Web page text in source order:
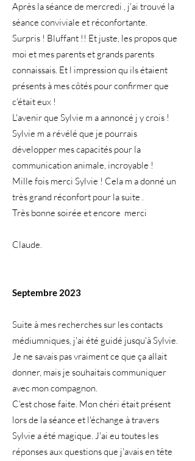
Après la séance de mercredi , j'ai trouvé la
séance conviviale et réconfortante.
Surpris ! Bluffant !! Et juste, les propos que
moi et mes parents et grands parents
connaissais. Et l impression qu ils étaient
présents à mes côtés pour confirmer que
c'était eux !
L'avenir que Sylvie m a annoncé j y crois !
Sylvie m a révélé que je pourrais
développer mes capacités pour la
communication animale, incroyable !
Mille fois merci Sylvie ! Cela m a donné un
très grand réconfort pour la suite .
Très bonne soirée et encore merci
Claude.
Septembre 2023
Suite à mes recherches sur les contacts
médiumniques, j'ai été guidé jusqu'à Sylvie.
Je ne savais pas vraiment ce que ça allait
donner, mais je souhaitais communiquer
avec mon compagnon.
C'est chose faite. Mon chéri était présent
lors de la séance et l'échange à travers
Sylvie a été magique. J'ai eu toutes les
réponses aux questions que j'avais en tête